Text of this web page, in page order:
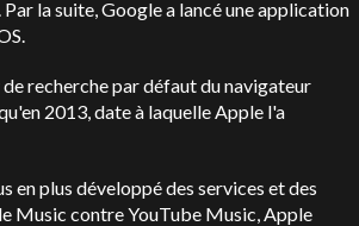
la suite, Google a lancé une application
recherche par défaut du navigateur
2013, date à laquelle Apple l'a
en plus développé des services et des
Music contre YouTube Music, Apple